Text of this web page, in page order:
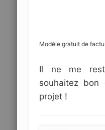
Modèle gratuit de
Il ne me
souhaitez bon
projet !